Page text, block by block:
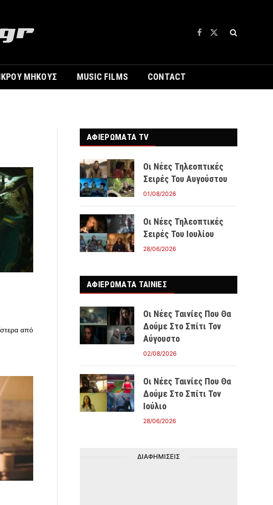
Facebook
X
ΜΉΚΟΥΣ MUSIC FILMS CONTACT
από
ΑΦΙΕΡΩΜΑΤΑ TV
Οι Νέες Τηλεοπτικές
Σειρές Του Αυγούστου
01/08/2026
Οι Νέες Τηλεοπτικές
Σειρές Του Ιουλίου
28/06/2026
ΑΦΙΕΡΩΜΑΤΑ ΤΑΙΝΊΕΣ
Οι Νέες Ταινίες Που Θα
Δούμε Στο Σπίτι Τον
Αύγουστο
02/08/2026
Οι Νέες Ταινίες Που Θα
Δούμε Στο Σπίτι Τον
Ιούλιο
28/06/2026
ΔΙΑΦΗΜΙΣΕΙΣ